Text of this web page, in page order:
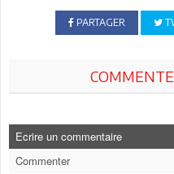
PARTAGER
Ecrire un commentaire
Commenter